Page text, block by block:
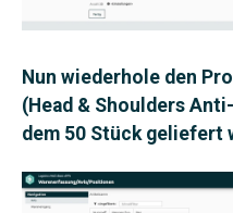
Nun wiederhole den
(Head & Shoulders
dem 50 Stück geliefert